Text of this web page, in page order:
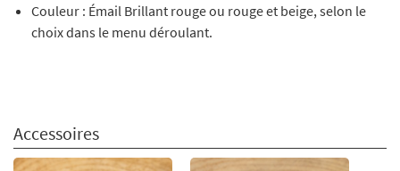
Couleur : Émail Brillant rouge ou rouge et beige, selon le
choix dans le menu déroulant.
Accessoires